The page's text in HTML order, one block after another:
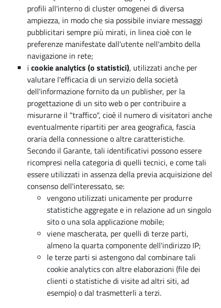
profili all'interno di cluster omogenei di diversa
ampiezza, in modo che sia possibile inviare messaggi
pubblicitari sempre più mirati, in linea cioè con le
preferenze manifestate dall'utente nell'ambito della
navigazione in rete;
i cookie analytics (o statistici), utilizzati anche per
valutare l'efficacia di un servizio della società
dell'informazione fornito da un publisher, per la
progettazione di un sito web o per contribuire a
misurarne il "traffico", cioè il numero di visitatori anche
eventualmente ripartiti per area geografica, fascia
oraria della connessione o altre caratteristiche.
Secondo il Garante, tali identificativi possono essere
ricompresi nella categoria di quelli tecnici, e come tali
essere utilizzati in assenza della previa acquisizione del
consenso dell'interessato, se:
vengono utilizzati unicamente per produrre
statistiche aggregate e in relazione ad un singolo
sito o una sola applicazione mobile;
viene mascherata, per quelli di terze parti,
almeno la quarta componente dell'indirizzo IP;
le terze parti si astengono dal combinare tali
cookie analytics con altre elaborazioni (file dei
clienti o statistiche di visite ad altri siti, ad
esempio) o dal trasmetterli a terzi.